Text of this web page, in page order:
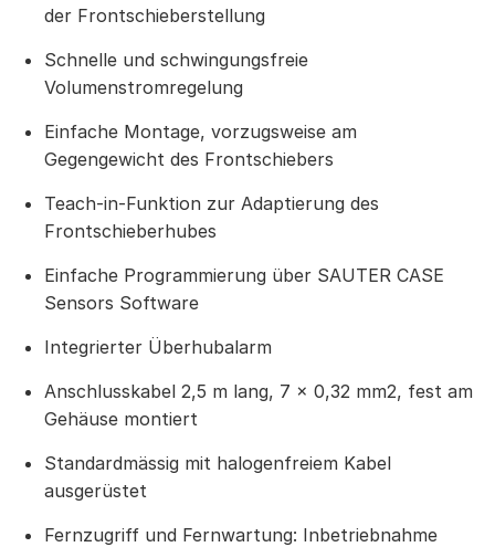
der Frontschieberstellung
Schnelle und schwingungsfreie
Volumenstromregelung
Einfache Montage, vorzugsweise am
Gegengewicht des Frontschiebers
Teach-in-Funktion zur Adaptierung des
Frontschieberhubes
Einfache Programmierung über SAUTER CASE
Sensors Software
Integrierter Überhubalarm
Anschlusskabel 2,5 m lang, 7 × 0,32 mm2, fest am
Gehäuse montiert
Standardmässig mit halogenfreiem Kabel
ausgerüstet
Fernzugriff und Fernwartung: Inbetriebnahme